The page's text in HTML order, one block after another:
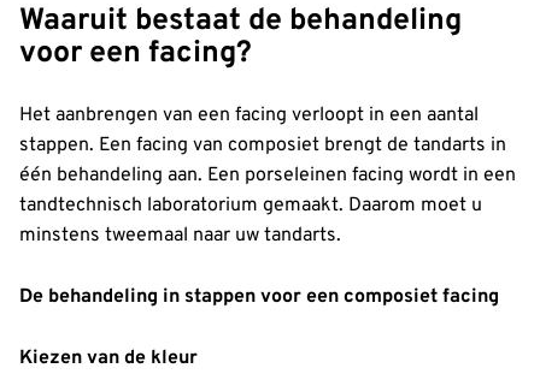
Waaruit bestaat de behandeling
voor een facing?
Het aanbrengen van een facing verloopt in een aantal
stappen. Een facing van composiet brengt de tandarts in
één behandeling aan. Een porseleinen facing wordt in een
tandtechnisch laboratorium gemaakt. Daarom moet u
minstens tweemaal naar uw tandarts.
De behandeling in stappen voor een composiet facing
Kiezen van de kleur